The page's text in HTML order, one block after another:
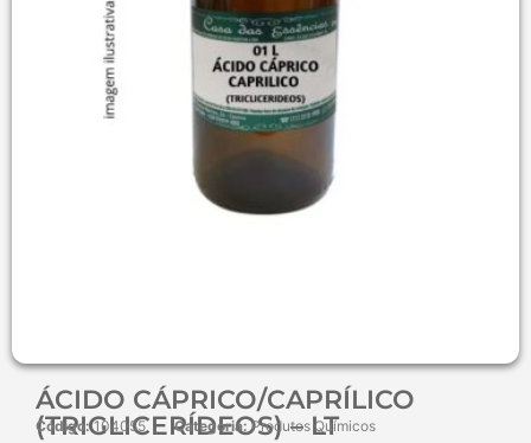
ÁCIDO CÁPRICO/CAPRÍLICO
(TRIGLICERÍDEOS) – LT
Código:104055 Categoria: Produtos Químicos